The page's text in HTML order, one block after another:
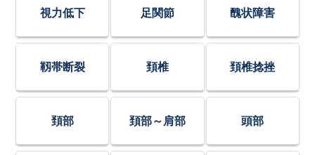
視力低下 足関節 醜状障害
靱帯断裂 頚椎 頚椎捻挫
頚部 頚部～肩部 頭部